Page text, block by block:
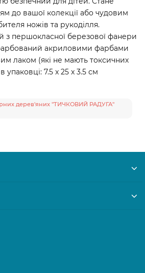
до вашої колекції або чудовим
ножів та рукоділля.
з першокласної березової фанери
акриловими фарбами
лаком (які не мають токсичних
7.5 x 25 x 3.5 см
дерев'яних "ТИЧКОВИЙ РАДУГА"